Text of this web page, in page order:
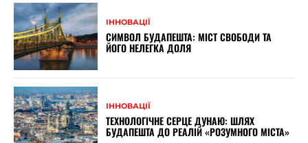
ІННОВАЦІЇ
СИМВОЛ БУДАПЕШТА: МІСТ СВОБОДИ ТА
ЙОГО НЕЛЕГКА ДОЛЯ
ІННОВАЦІЇ
ТЕХНОЛОГІЧНЕ СЕРЦЕ ДУНАЮ: ШЛЯХ
БУДАПЕШТА ДО РЕАЛІЙ «РОЗУМНОГО МІСТА»